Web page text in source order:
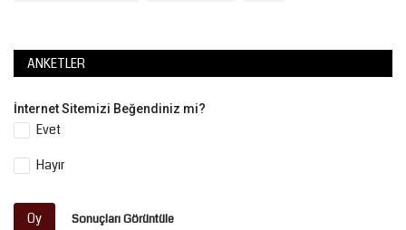
ANKETLER
İnternet Sitemizi Beğendiniz mi?
Evet
Hayır
Oy Sonuçları Görüntüle